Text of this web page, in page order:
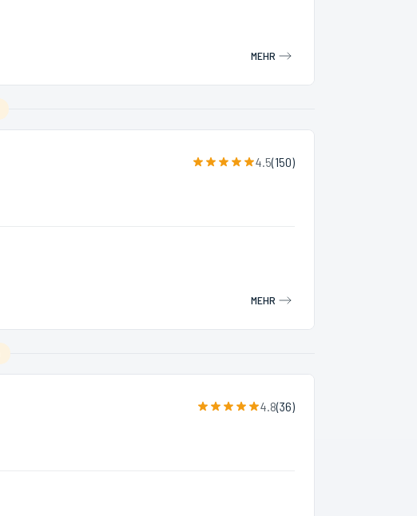
MEHR
4.5(150)
MEHR
4.8(36)